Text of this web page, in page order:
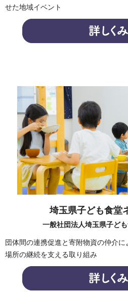
せた地域イベント
埼玉県子ども食堂
一般社団法人埼玉県子ど
団体間の連携促進と寄附物資の仲介
場所の継続を支える取り組み